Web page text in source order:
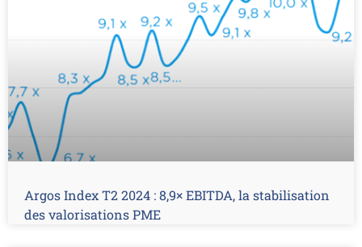
Argos Index T2 2024 : 8,9× EBITDA, la stabilisation
des valorisations PME